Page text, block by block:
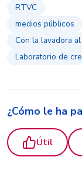
RTVC
medios públicos
Con la lavadora
Laboratorio de
¿Cómo le ha
Útil